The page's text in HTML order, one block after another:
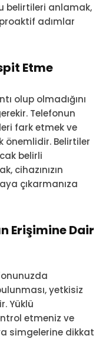
belirtileri anlamak,
adımlar
Etme
olup olmadığını
Telefonun
fark etmek ve
önemlidir. Belirtiler
belirli
cihazınızın
çıkarmanıza
Erişimine Dair
yetkisiz
Yüklü
etmeniz ve
simgelerine dikkat